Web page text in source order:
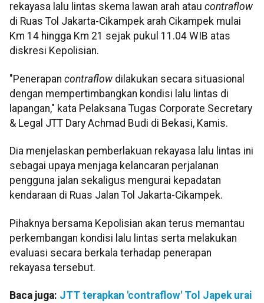
rekayasa lalu lintas skema lawan arah atau contraflow
di Ruas Tol Jakarta-Cikampek arah Cikampek mulai
Km 14 hingga Km 21 sejak pukul 11.04 WIB atas
diskresi Kepolisian.
"Penerapan contraflow dilakukan secara situasional
dengan mempertimbangkan kondisi lalu lintas di
lapangan," kata Pelaksana Tugas Corporate Secretary
& Legal JTT Dary Achmad Budi di Bekasi, Kamis.
Dia menjelaskan pemberlakuan rekayasa lalu lintas ini
sebagai upaya menjaga kelancaran perjalanan
pengguna jalan sekaligus mengurai kepadatan
kendaraan di Ruas Jalan Tol Jakarta-Cikampek.
Pihaknya bersama Kepolisian akan terus memantau
perkembangan kondisi lalu lintas serta melakukan
evaluasi secara berkala terhadap penerapan
rekayasa tersebut.
Baca juga: JTT terapkan 'contraflow' Tol Japek urai